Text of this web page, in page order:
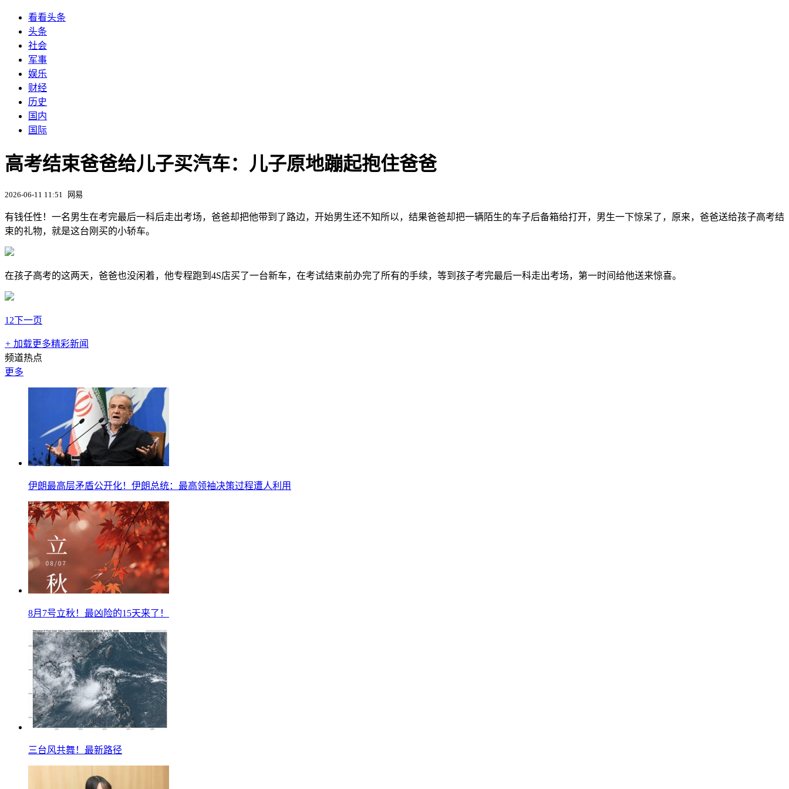
看看头条
头条
社会
军事
娱乐
财经
历史
国内
国际
高考结束爸爸给儿子买汽车：儿子原地蹦起抱住爸爸
2026-06-11 11:51 网易
有钱任性！一名男生在考完最后一科后走出考场，爸爸却把他带到了路边，开始男生还不知所以，结果爸爸却把一辆陌生的车子后备箱给打开，男生一下惊呆了，原来，爸爸送给孩子高考结
束的礼物，就是这台刚买的小轿车。
在孩子高考的这两天，爸爸也没闲着，他专程跑到4S店买了一台新车，在考试结束前办完了所有的手续，等到孩子考完最后一科走出考场，第一时间给他送来惊喜。
1 2下一页
+ 加载更多精彩新闻
频道热点
更多
伊朗最高层矛盾公开化！伊朗总统：最高领袖决策过程遭人利用
8月7号立秋！最凶险的15天来了！
三台风共舞！最新路径